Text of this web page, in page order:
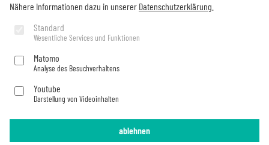
Sie möchten rund um Becker immer auf dem Laufenden bleiben?
Jetzt abonnieren
Impressum Datenschutz
Nähere Informationen dazu in unserer Datenschutzerklärung
Standard
Wesentliche Services und Funktionen
Matomo
Analyse des Besuchverhaltens
Youtube
Darstellung von Videoinhalten
ablehnen